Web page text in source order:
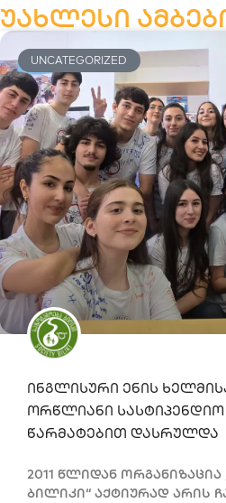
უახლესი
UNCATEGORIZED
ინგლისური ენის
ორწლიანი სასტიპენდიო
წარმატებით დასრულდა
2011 წლიდან
ბილიკი“ აქტიურად არის